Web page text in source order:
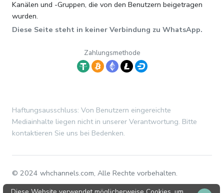
Kanälen und -Gruppen, die von den Benutzern beigetragen
wurden.
Diese Seite steht in keiner Verbindung zu WhatsApp.
Zahlungsmethode
Haftungsausschluss: Von Benutzern eingereichte
Mediainhalte liegen nicht in unserer Verantwortung. Bitte
kontaktieren Sie uns bei Bedenken.
© 2024 whchannels.com, Alle Rechte vorbehalten.